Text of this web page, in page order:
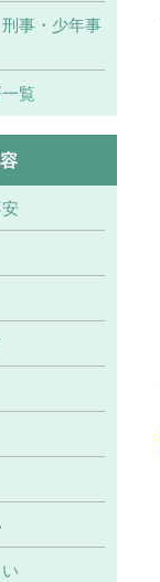
事・少年事
覧